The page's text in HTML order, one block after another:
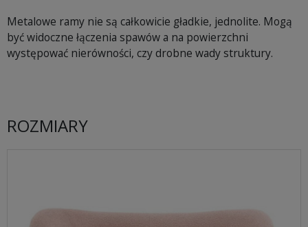
Metalowe ramy nie są całkowicie gładkie, jednolite. Mogą
być widoczne łączenia spawów a na powierzchni
występować nierówności, czy drobne wady struktury.
ROZMIARY